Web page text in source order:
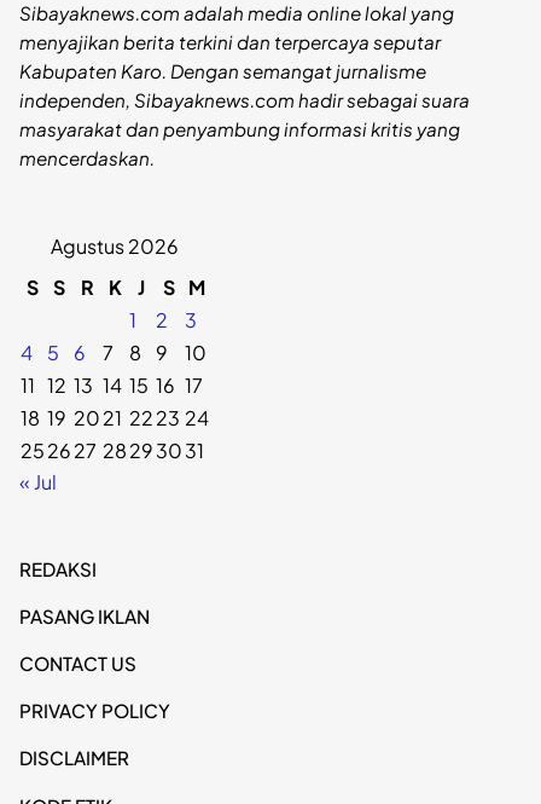
Sibayaknews.com adalah media online lokal yang
menyajikan berita terkini dan terpercaya seputar
Kabupaten Karo. Dengan semangat jurnalisme
independen, Sibayaknews.com hadir sebagai suara
masyarakat dan penyambung informasi kritis yang
mencerdaskan.
Agustus 2026
S S R K J S M
1
2
3
4
5 6 7 8 9
10
11 12 13 14 15 16 17
18 19 2021 2223 24
252627 28293031
« Jul
REDAKSI
PASANG IKLAN
CONTACT US
PRIVACY POLICY
DISCLAIMER